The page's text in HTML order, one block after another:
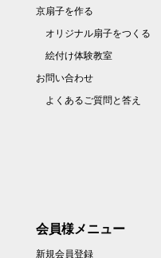
京扇子を作る
オリジナル扇子をつくる
絵付け体験教室
お問い合わせ
よくあるご質問と答え
会員様メニュー
新規会員登録